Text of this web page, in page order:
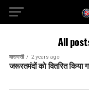
All
वाराणसी 2 years ago
जरूरतमंदों को वितरित किया